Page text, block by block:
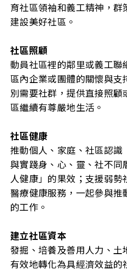
育社區領袖和義工精神，群
建設美好社區。
社區照顧
動員社區裡的鄰里或義工
區內企業或團體的關懷與
別需要社群，提供直接照
區繼續有尊嚴地生活。
社區健康
推動個人、家庭、社區認識
與實踐身、心、靈、社不
人健康」的果效；支援弱
醫療健康服務，一起參與推
的工作。
建立社區資本
發掘、培養及善用人力、土
有效地轉化為具經濟效益